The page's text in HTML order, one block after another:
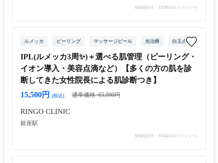
情報提供元：TRIBEAU(トリビュー)
ルメッカ ピーリング マッサージピール 光治療 白玉点滴・白玉注射
IPL(ルメッカ3周✨)＋選べる肌管理（ピーリング・
イオン導入・美容点滴など）【多くの方の肌を診
断してきた女性院長による肌診断つき】
15,500円
(税込) 通常価格: 65,000円
RINGO CLINIC
銀座駅
情報提供元：TRIBEAU(トリビュー)